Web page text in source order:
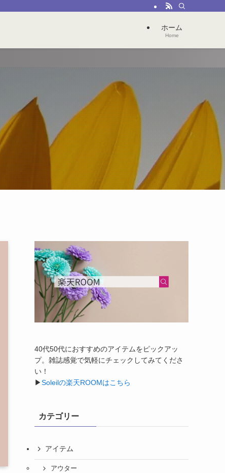
ホーム
Home
40代50代におすすめのアイテムをピックアッ
プ。雑誌感覚で気軽にチェックしてみてくださ
い！
▶︎Soleilの楽天ROOMはこちら
カテゴリー
アイテム
アウター